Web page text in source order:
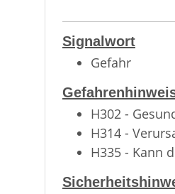
Signalwort
Gefahr
H302 -
H314 -
H335 - Kann